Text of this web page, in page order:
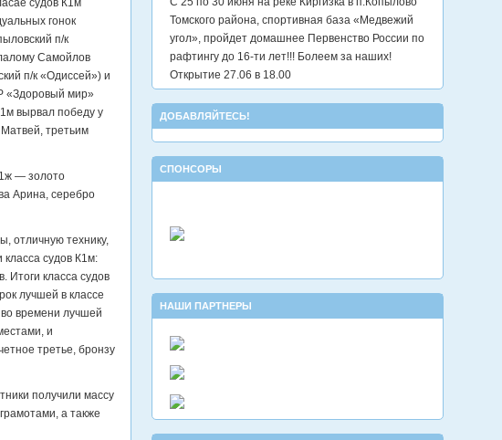
судов К1м
гонок
п/к
Самойлов
п/к «Одиссей») и
«Здоровый мир»
вырвал победу у
третьим
— золото
Арина, серебро
отличную технику,
класса судов К1м:
Итоги класса судов
лучшей в классе
времени лучшей
и
третье, бронзу
получили массу
а также
Томского района, спортивная база «Медвежий
угол», пройдет домашнее Первенство России по
рафтингу до 16-ти лет!!! Болеем за наших!
Открытие 27.06 в 18.00
ДОБАВЛЯЙТЕСЬ!
СПОНСОРЫ
НАШИ ПАРТНЕРЫ